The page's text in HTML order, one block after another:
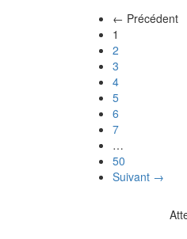
← Précédent
1
2
3
4
5
6
7
…
50
Suivant →